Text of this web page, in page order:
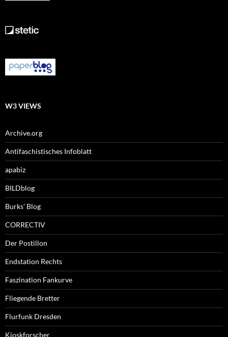
W3 VIEWS
Archive.org
Antifaschistisches Infoblatt
apabiz
BILDblog
Burks’ Blog
CORRECTIV
Der Postillon
Endstation Rechts
Faszination Fankurve
Fliegende Bretter
Flurfunk Dresden
Kioskforscher